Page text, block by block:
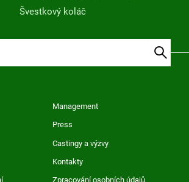
Švestkový koláč
Management
Press
Castingy a výzvy
Kontakty
Zpracování osobních údajů